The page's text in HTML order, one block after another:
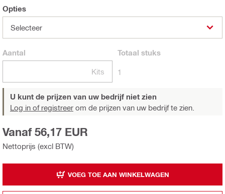
Opties
Selecteer
Aantal
Kits
Totaal stuks
1
U kunt de prijzen van uw bedrijf niet zien
Log in of registreer om de prijzen van uw bedrijf te zien.
Nettoprijs (excl BTW)
Vanaf 56,17 EUR
VOEG TOE AAN WINKELWAGEN